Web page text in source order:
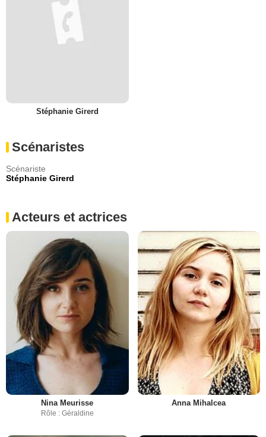
Stéphanie Girerd
Scénaristes
Scénariste
Stéphanie Girerd
Acteurs et actrices
Nina Meurisse
Rôle : Géraldine
Anna Mihalcea